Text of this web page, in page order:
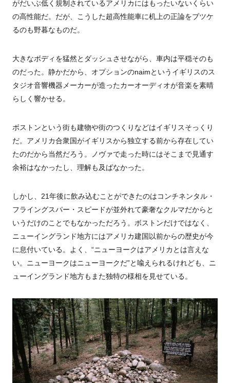
がだいぶ低く規制されているアメリカにはもったいないくらい
の高性能だ。だが、こうした超高性能車に机上の正論をブツケ
るのも野暮なものだ。
大きなボディを猛然とダッシュさせながら、車内は平穏そのも
のだった。静かだから、オプションのnaimというイギリスのス
タジオ音響機器メーカーが造ったカーオーディオが音楽を素晴
らしく響かせる。
ボストンという街も建物や街のつくりなどはイギリスそっくり
だ。アメリカ合衆国がイギリスから独立する前から存在してい
たのだから当然だろう。ノヴァで走った時にはそこまで見通す
余裕はなかったし、理解も及ばなかった。
しかし、21年後に飲み込むことができたのはコンチネンタル・
フライングスパー・スピードが並外れて豪奢なクルマだからと
いうだけのことでもなかっただろう。ボストンだけではなく、
ニューイングランド地方にはアメリカ建国以前からの歴史が今
に息付いている。よく、“ニューヨークはアメリカとは言えな
い。ニューヨークはニューヨークだ”と喩えられるけれども、ニ
ューイングランド地方もまた独特の様相を見せている。